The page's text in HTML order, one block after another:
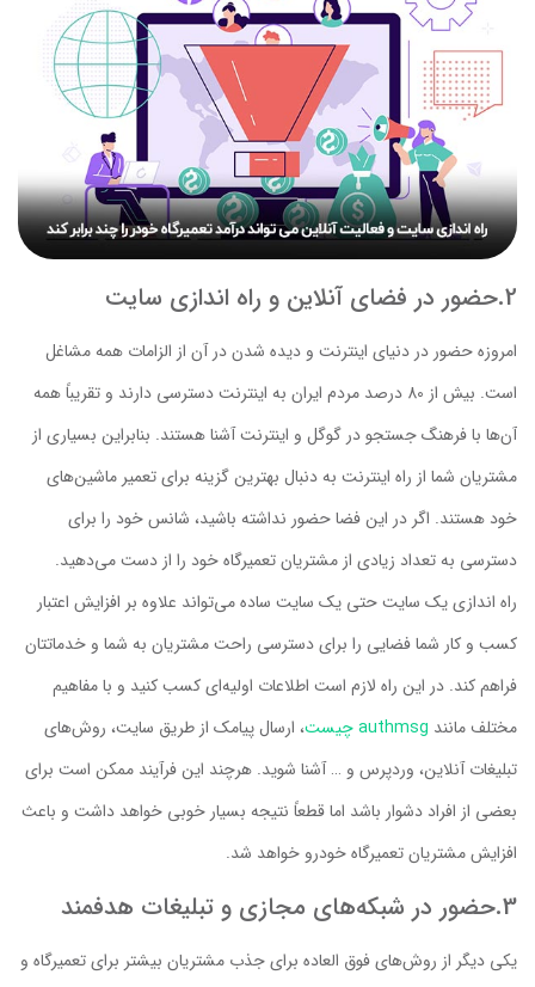
2.حضور در فضای آنلاین و راه اندازی سایت
امروزه حضور در دنیای اینترنت و دیده شدن در آن از الزامات همه مشاغل
است. بیش از 80 درصد مردم ایران به اینترنت دسترسی دارند و تقریباً همه
آن‌ها با فرهنگ جستجو در گوگل و اینترنت آشنا هستند. بنابراین بسیاری از
مشتریان شما از راه اینترنت به دنبال بهترین گزینه برای تعمیر ماشین‌های
خود هستند. اگر در این فضا حضور نداشته باشید، شانس خود را برای
دسترسی به تعداد زیادی از مشتریان تعمیرگاه خود را از دست می‌دهید.
راه اندازی یک سایت حتی یک سایت ساده می‌تواند علاوه بر افزایش اعتبار
کسب و کار شما فضایی را برای دسترسی راحت مشتریان به شما و خدماتتان
فراهم کند. در این راه لازم است اطلاعات اولیه‌ای کسب کنید و با مفاهیم
مختلف مانند authmsg چیست
، ارسال پیامک از طریق سایت، روش‌های
تبلیغات آنلاین، وردپرس و … آشنا شوید. هرچند این فرآیند ممکن است برای
بعضی از افراد دشوار باشد اما قطعاً نتیجه بسیار خوبی خواهد داشت و باعث
افزایش مشتریان تعمیرگاه خودرو خواهد شد.
3.حضور در شبکه‌های مجازی و تبلیغات هدفمند
یکی دیگر از روش‌های فوق العاده برای جذب مشتریان بیشتر برای تعمیرگاه و